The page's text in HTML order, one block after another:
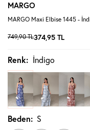
MARGO
MARGO Maxi Elbise 1445 -
749,90TL374,95 TL
Renk: İndigo
Beden: S